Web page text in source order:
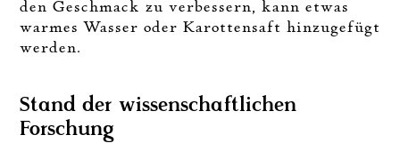
den Geschmack zu verbessern, kann etwas
warmes Wasser oder Karottensaft hinzugefügt
werden.
Stand der wissenschaftlichen
Forschung